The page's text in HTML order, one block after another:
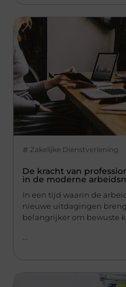
Zakelijke Dienstverlening
De kracht van
in de moderne
In een tijd waarin de
nieuwe uitdagingen
belangrijker om bewuste
...